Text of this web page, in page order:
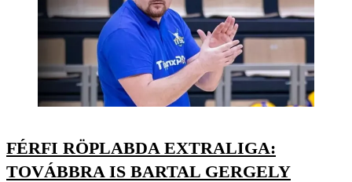
FÉRFI RÖPLABDA EXTRALIGA:
TOVÁBBRA IS BARTAL GERGELY